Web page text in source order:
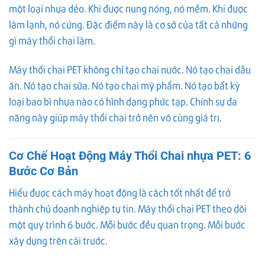
một loại nhựa dẻo. Khi được nung nóng, nó mềm. Khi được
làm lạnh, nó cứng. Đặc điểm này là cơ sở của tất cả những
gì máy thổi chai làm.
Máy thổi chai PET không chỉ tạo chai nước. Nó tạo chai dầu
ăn. Nó tạo chai sữa. Nó tạo chai mỹ phẩm. Nó tạo bất kỳ
loại bao bì nhựa nào có hình dạng phức tạp. Chính sự đa
năng này giúp máy thổi chai trở nên vô cùng giá trị.
Cơ Chế Hoạt Động Máy Thổi Chai nhựa PET: 6
Bước Cơ Bản
Hiểu được cách máy hoạt động là cách tốt nhất để trở
thành chủ doanh nghiệp tự tin. Máy thổi chai PET theo dõi
một quy trình 6 bước. Mỗi bước đều quan trọng. Mỗi bước
xây dựng trên cái trước.